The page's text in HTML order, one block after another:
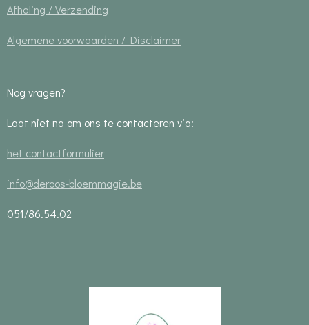
Afhaling / Verzending
Algemene voorwaarden / Disclaimer
Nog vragen?
Laat niet na om ons te contacteren via:
het contactformulier
info@deroos-bloemmagie.be
051/86.54.02